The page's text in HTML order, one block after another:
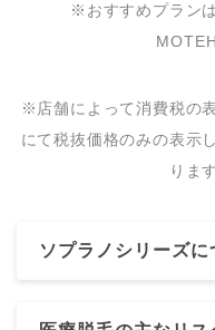
※おすすめプラン
※店舗によって消費税の
にて税抜価格のみの表示
りま
ソプラノシリーズに